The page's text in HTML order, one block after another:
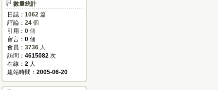
數量統計
日誌： 1062 篇
評論： 24 個
引用： 0 個
留言： 0 個
會員： 3736 人
訪問： 4615082 次
在線： 2 人
建站時間： 2005-06-20